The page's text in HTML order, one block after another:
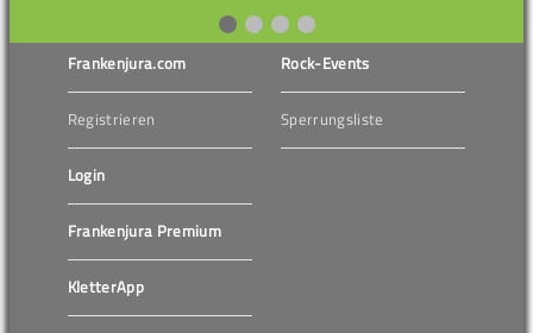
Frankenjura.com
Registrieren
Login
Frankenjura Premium
KletterApp
Rock-Events
Sperrungsliste